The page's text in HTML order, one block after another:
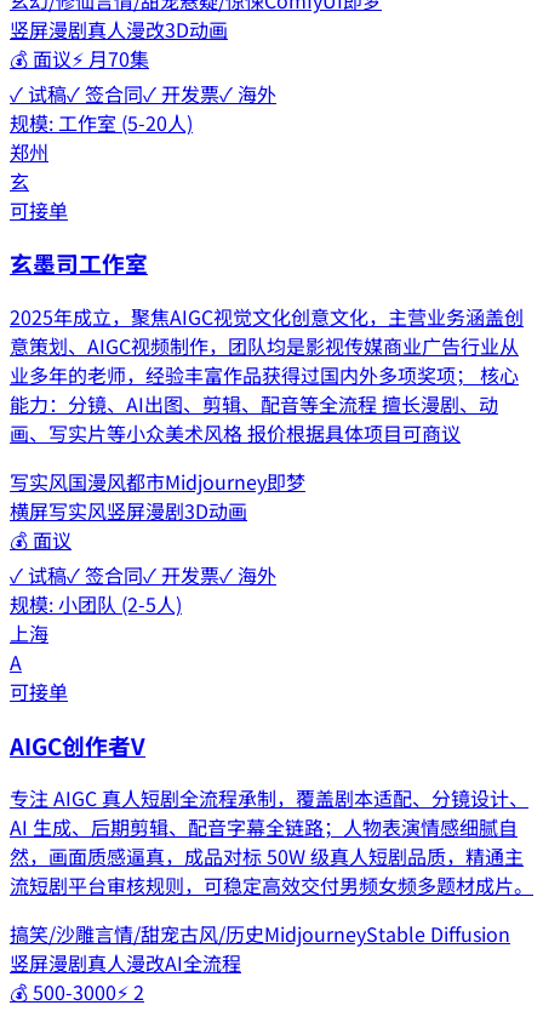
竖屏漫剧真人漫改3D动画
💰 面议⚡ 月70集
✓ 试稿✓ 签合同✓ 开发票✓ 海外
规模: 工作室 (5-20人)
郑州
玄
可接单
玄墨司工作室
2025年成立，聚焦AIGC视觉文化创意文化，主营业务涵盖创
意策划、AIGC视频制作，团队均是影视传媒商业广告行业从
业多年的老师，经验丰富作品获得过国内外多项奖项； 核心
能力：分镜、AI出图、剪辑、配音等全流程 擅长漫剧、动
画、写实片等小众美术风格 报价根据具体项目可商议
写实风国漫风都市Midjourney即梦
横屏写实风竖屏漫剧3D动画
💰 面议
✓ 试稿✓ 签合同✓ 开发票✓ 海外
规模:小团队 (2-5人)
上海
A
可接单
AIGC创作者V
专注 AIGC 真人短剧全流程承制，覆盖剧本适配、分镜设计、
AI 生成、后期剪辑、配音字幕全链路；人物表演情感细腻自
然，画面质感逼真，成品对标 50W 级真人短剧品质，精通主
流短剧平台审核规则，可稳定高效交付男频女频多题材成片。
搞笑/沙雕言情/甜宠古风/历史MidjourneyStable Diffusion
竖屏漫剧真人漫改AI全流程
💰500-3000⚡2